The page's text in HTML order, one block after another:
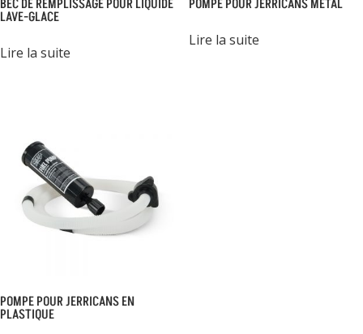
BEC DE REMPLISSAGE POUR LIQUIDE
LAVE-GLACE
Lire la suite
POMPE POUR JERRICANS MÉTAL
Lire la suite
POMPE POUR JERRICANS EN
PLASTIQUE